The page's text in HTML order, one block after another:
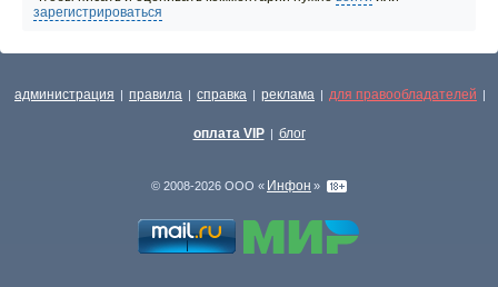
зарегистрироваться
администрация | правила | справка | реклама | для правообладателей |
оплата VIP | блог
© 2008-2026 ООО « Инфон »